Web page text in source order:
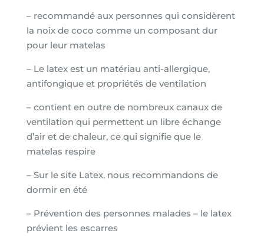
– recommandé aux personnes qui considèrent
la noix de coco comme un composant dur
pour leur matelas
– Le latex est un matériau anti-allergique,
antifongique et propriétés de ventilation
– contient en outre de nombreux canaux de
ventilation qui permettent un libre échange
d’air et de chaleur, ce qui signifie que le
matelas respire
– Sur le site Latex, nous recommandons de
dormir en été
– Prévention des personnes malades – le latex
prévient les escarres